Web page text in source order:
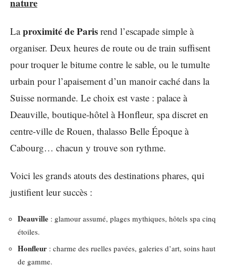
nature
Laproximité de Paris rend l’escapade simple à
organiser. Deux heures de route ou de train suffisent
pour troquer le bitume contre le sable, ou le tumulte
urbain pour l’apaisement d’un manoir caché dans la
Suisse normande. Le choix est vaste : palace à
Deauville, boutique-hôtel à Honfleur, spa discret en
centre-ville de Rouen, thalasso Belle Époque à
Cabourg… chacun y trouve son rythme.
Voici les grands atouts des destinations phares, qui
justifient leur succès :
Deauville : glamour assumé, plages mythiques, hôtels spa cinq
étoiles.
Honfleur : charme des ruelles pavées, galeries d’art, soins haut
de gamme.